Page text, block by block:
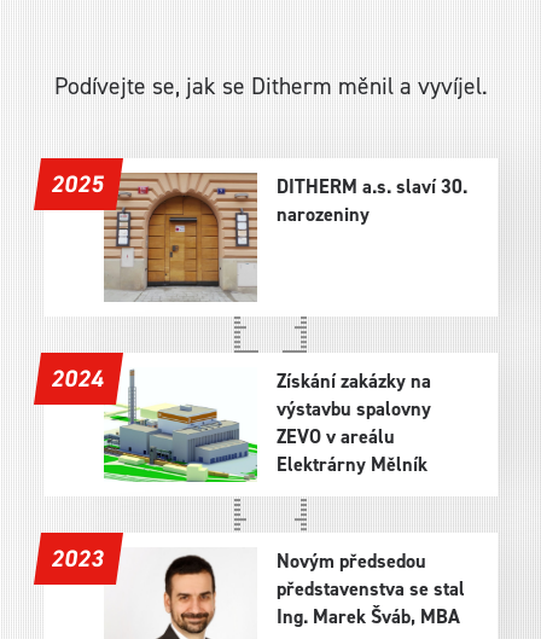
Podívejte se, jak se Ditherm měnil a vyvíjel.
2025
DITHERM a.s. slaví 30.
narozeniny
2024
Získání zakázky na
výstavbu spalovny
ZEVO v areálu
Elektrárny Mělník
2023
Novým předsedou
představenstva se stal
Ing. Marek Šváb, MBA